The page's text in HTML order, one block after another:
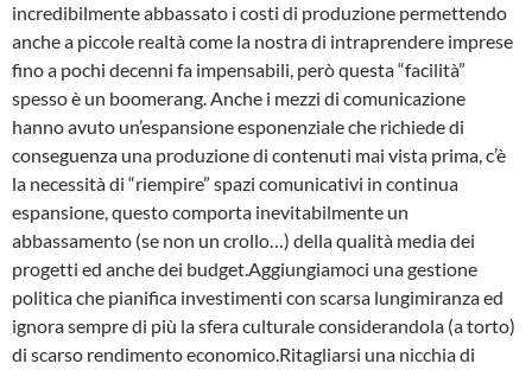
incredibilmente abbassato i costi di produzione permettendo
anche a piccole realtà come la nostra di intraprendere imprese
fino a pochi decenni fa impensabili, però questa “facilità”
spesso è un boomerang. Anche i mezzi di comunicazione
hanno avuto un’espansione esponenziale che richiede di
conseguenza una produzione di contenuti mai vista prima, c’è
la necessità di “riempire” spazi comunicativi in continua
espansione, questo comporta inevitabilmente un
abbassamento (se non un crollo…) della qualità media dei
progetti ed anche dei budget.Aggiungiamoci una gestione
politica che pianifica investimenti con scarsa lungimiranza ed
ignora sempre di più la sfera culturale considerandola (a torto)
di scarso rendimento economico.Ritagliarsi una nicchia di